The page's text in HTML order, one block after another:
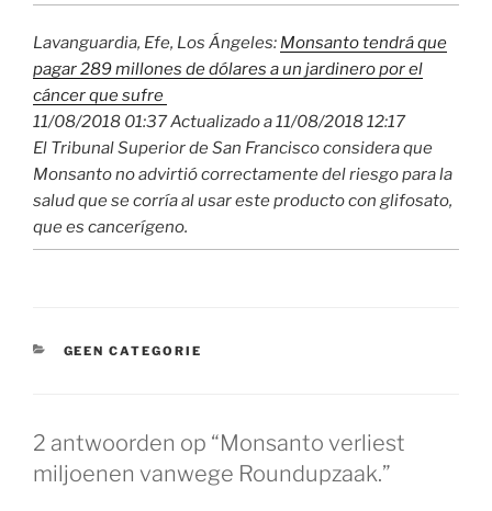
Lavanguardia, Efe, Los Ángeles: Monsanto tendrá que
pagar 289 millones de dólares a un jardinero por el
cáncer que sufre
11/08/2018 01:37Actualizado a 11/08/2018 12:17
El Tribunal Superior de San Francisco considera que
Monsanto no advirtió correctamente del riesgo para la
salud que se corría al usar este producto con glifosato,
que es cancerígeno.
CATEGORIEËN
GEEN CATEGORIE
2 antwoorden op “Monsanto verliest
miljoenen vanwege Roundupzaak.”